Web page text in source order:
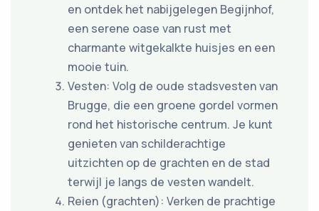
en ontdek het nabijgelegen Begijnhof,
een serene oase van rust met
charmante witgekalkte huisjes en een
mooie tuin.
Vesten: Volg de oude stadsvesten van
Brugge, die een groene gordel vormen
rond het historische centrum. Je kunt
genieten van schilderachtige
uitzichten op de grachten en de stad
terwijl je langs de vesten wandelt.
Reien (grachten): Verken de prachtige